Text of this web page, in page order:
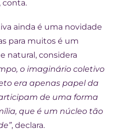
conta.
ainda é uma novidade
para muitos é um
natural, considera
o imaginário coletivo
era apenas papel da
de uma forma
que é um núcleo tão
, declara.